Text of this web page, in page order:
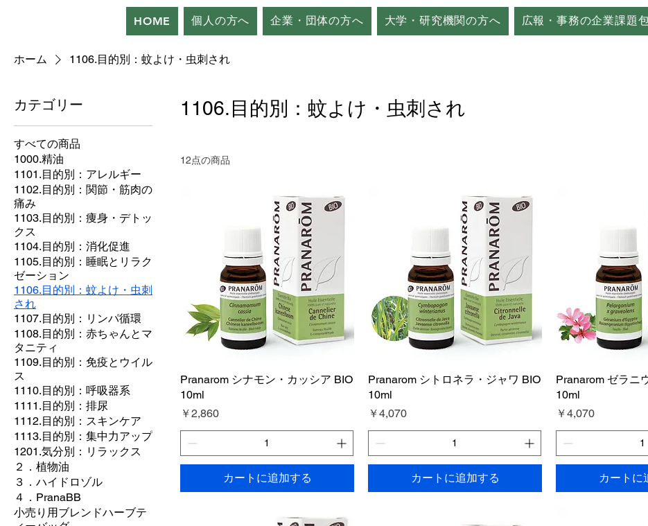
HOME 個人の方へ 企業・団体の方へ 大学・研究機関の方へ 広報・事務の企業課題包
ホーム 1106.目的別：蚊よけ・虫刺され
カテゴリー
すべての商品
1000.精油
1101.目的別：アレルギー
1102.目的別：関節・筋肉の
痛み
1103.目的別：痩身・デトッ
クス
1104.目的別：消化促進
1105.目的別：睡眠とリラク
ゼーション
1106.目的別：蚊よけ・虫刺
され
1107.目的別：リンパ循環
1108.目的別：赤ちゃんとマ
タニティ
1109.目的別：免疫とウイル
ス
1110.目的別：呼吸器系
1111.目的別：排尿
1112.目的別：スキンケア
1113.目的別：集中力アップ
1201.気分別：リラックス
２．植物油
３．ハイドロゾル
４．PranaBB
​小売り用ブレンドハーブテ
1106.目的別：蚊よけ・虫刺され
12点の商品
Pranarom シナモン・カッシア BIO
10ml
価格
￥2,860
カートに追加する
Pranarom シトロネラ・ジャワ BIO
10ml
価格
￥4,070
カートに追加する
Pranarom ゼラニ
10ml
価格
￥4,070
カートに